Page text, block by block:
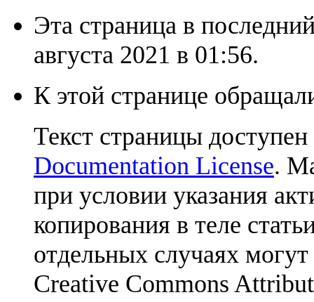
Эта страница в
августа 2021 в 01:56.
К этой странице
Текст страницы
Documentation License.
при условии указания
копирования в теле
отдельных случаях
Creative Commons